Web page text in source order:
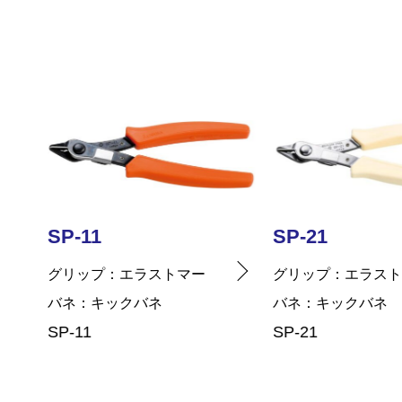
SP-21
グリップ
エラストマー
バネ
キックバネ
SP-21
SP-41
グリップ
エラス
バネ
プラスチッ
SP-41